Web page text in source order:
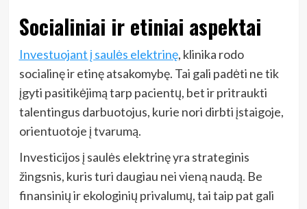
Socialiniai ir etiniai aspektai
Investuojant į saulės elektrinę, klinika rodo
socialinę ir etinę atsakomybę. Tai gali padėti ne tik
įgyti pasitikėjimą tarp pacientų, bet ir pritraukti
talentingus darbuotojus, kurie nori dirbti įstaigoje,
orientuotoje į tvarumą.
Investicijos į saulės elektrinę yra strateginis
žingsnis, kuris turi daugiau nei vieną naudą. Be
finansinių ir ekologinių privalumų, tai taip pat gali